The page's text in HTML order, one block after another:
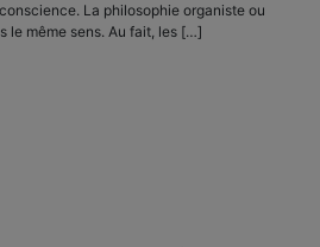
La philosophie organiste ou
le même sens. Au fait, les […]